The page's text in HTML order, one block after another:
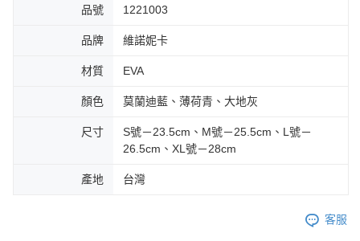
品號 1221003
品牌 維諾妮卡
材質 EVA
顏色 莫蘭迪藍、薄荷青、大地灰
尺寸
S號－23.5cm、M號－25.5cm、L號－
26.5cm、XL號－28cm
產地 台灣
客服